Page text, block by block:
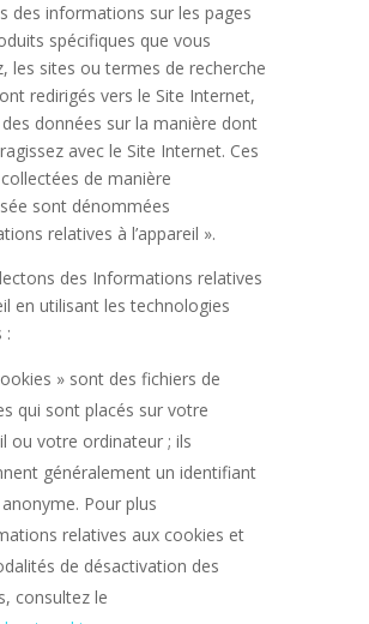
des informations sur les pages
spécifiques que vous
les sites ou termes de recherche
redirigés vers le Site Internet,
données sur la manière dont
avec le Site Internet. Ces
de manière
sont dénommées
relatives à l’appareil ».
des Informations relatives
en utilisant les technologies
:
» sont des fichiers de
qui sont placés sur votre
ou votre ordinateur ; ils
généralement un identifiant
Pour plus
relatives aux cookies et
de désactivation des
consultez le